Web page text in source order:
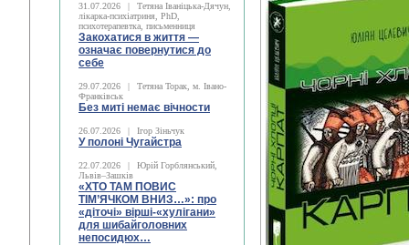
31.07.2026 |
Тетяна Іваніцька-Дячун,
лікарка-психіатриня, PhD,
психотерапевтка, письменниця
Закохатися в життя —
означає повернутися до
себе
29.07.2026 |
Тетяна Торак, м. Івано-
Франківськ
Без миті немає вічности
26.07.2026 | Ігор Зіньчук
У полоні Чугайстра
22.07.2026 |
Юрій Горблянський,
Львів–Зашків
«ХТО ТАМ ПОВИС
ТІМ’ЯЧКОМ ВНИЗ…»: про
«діточі» вірші-«хулігани»
для шибайголовних
непосидюх…